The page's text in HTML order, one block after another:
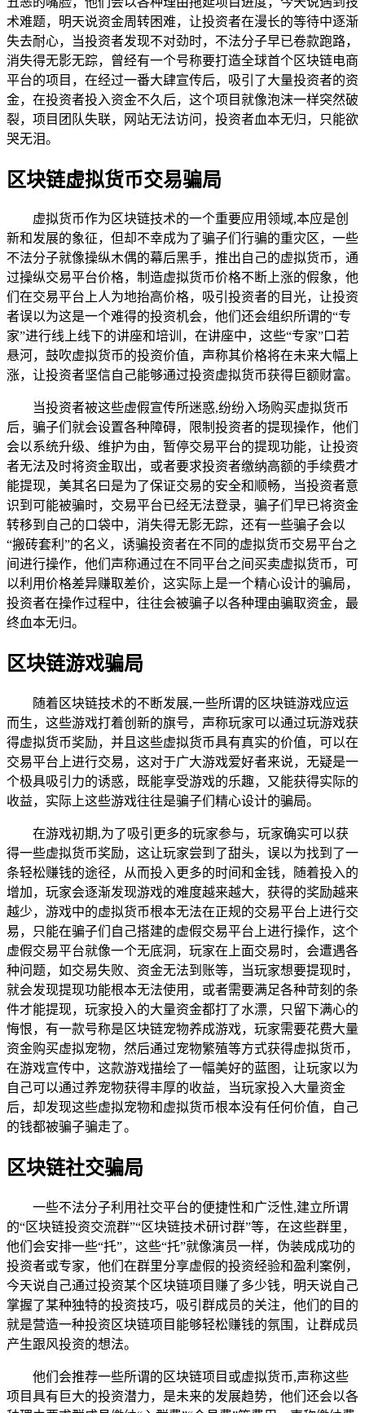
术难题，明天说资金周转困难，让投资者在漫长的等待中逐渐
失去耐心，当投资者发现不对劲时，不法分子早已卷款跑路，
消失得无影无踪，曾经有一个号称要打造全球首个区块链电商
平台的项目，在经过一番大肆宣传后，吸引了大量投资者的资
金，在投资者投入资金不久后，这个项目就像泡沫一样突然破
裂，项目团队失联，网站无法访问，投资者血本无归，只能欲
哭无泪。
区块链虚拟货币交易骗局
虚拟货币作为区块链技术的一个重要应用领域,本应是创
新和发展的象征，但却不幸成为了骗子们行骗的重灾区，一些
不法分子就像操纵木偶的幕后黑手，推出自己的虚拟货币，通
过操纵交易平台价格，制造虚拟货币价格不断上涨的假象，他
们在交易平台上人为地抬高价格，吸引投资者的目光，让投资
者误以为这是一个难得的投资机会，他们还会组织所谓的“专
家”进行线上线下的讲座和培训，在讲座中，这些“专家”口若
悬河，鼓吹虚拟货币的投资价值，声称其价格将在未来大幅上
涨，让投资者坚信自己能够通过投资虚拟货币获得巨额财富。
当投资者被这些虚假宣传所迷惑,纷纷入场购买虚拟货币
后，骗子们就会设置各种障碍，限制投资者的提现操作，他们
会以系统升级、维护为由，暂停交易平台的提现功能，让投资
者无法及时将资金取出，或者要求投资者缴纳高额的手续费才
能提现，美其名曰是为了保证交易的安全和顺畅，当投资者意
识到可能被骗时，交易平台已经无法登录，骗子们早已将资金
转移到自己的口袋中，消失得无影无踪，还有一些骗子会以
“搬砖套利”的名义，诱骗投资者在不同的虚拟货币交易平台之
间进行操作，他们声称通过在不同平台之间买卖虚拟货币，可
以利用价格差异赚取差价，这实际上是一个精心设计的骗局，
投资者在操作过程中，往往会被骗子以各种理由骗取资金，最
终血本无归。
区块链游戏骗局
随着区块链技术的不断发展,一些所谓的区块链游戏应运
而生，这些游戏打着创新的旗号，声称玩家可以通过玩游戏获
得虚拟货币奖励，并且这些虚拟货币具有真实的价值，可以在
交易平台上进行交易，这对于广大游戏爱好者来说，无疑是一
个极具吸引力的诱惑，既能享受游戏的乐趣，又能获得实际的
收益，实际上这些游戏往往是骗子们精心设计的骗局。
在游戏初期,为了吸引更多的玩家参与，玩家确实可以获
得一些虚拟货币奖励，这让玩家尝到了甜头，误以为找到了一
条轻松赚钱的途径，从而投入更多的时间和金钱，随着投入的
增加，玩家会逐渐发现游戏的难度越来越大，获得的奖励越来
越少，游戏中的虚拟货币根本无法在正规的交易平台上进行交
易，只能在骗子们自己搭建的虚假交易平台上进行操作，这个
虚假交易平台就像一个无底洞，玩家在上面交易时，会遭遇各
种问题，如交易失败、资金无法到账等，当玩家想要提现时，
就会发现提现功能根本无法使用，或者需要满足各种苛刻的条
件才能提现，玩家投入的大量资金都打了水漂，只留下满心的
悔恨，有一款号称是区块链宠物养成游戏，玩家需要花费大量
资金购买虚拟宠物，然后通过宠物繁殖等方式获得虚拟货币，
在游戏宣传中，这款游戏描绘了一幅美好的蓝图，让玩家以为
自己可以通过养宠物获得丰厚的收益，当玩家投入大量资金
后，却发现这些虚拟宠物和虚拟货币根本没有任何价值，自己
的钱都被骗子骗走了。
区块链社交骗局
一些不法分子利用社交平台的便捷性和广泛性,建立所谓
的“区块链投资交流群”“区块链技术研讨群”等，在这些群里，
他们会安排一些“托”，这些“托”就像演员一样，伪装成成功的
投资者或专家，他们在群里分享虚假的投资经验和盈利案例，
今天说自己通过投资某个区块链项目赚了多少钱，明天说自己
掌握了某种独特的投资技巧，吸引群成员的关注，他们的目的
就是营造一种投资区块链项目能够轻松赚钱的氛围，让群成员
产生跟风投资的想法。
他们会推荐一些所谓的区块链项目或虚拟货币,声称这些
项目具有巨大的投资潜力，是未来的发展趋势，他们还会以各